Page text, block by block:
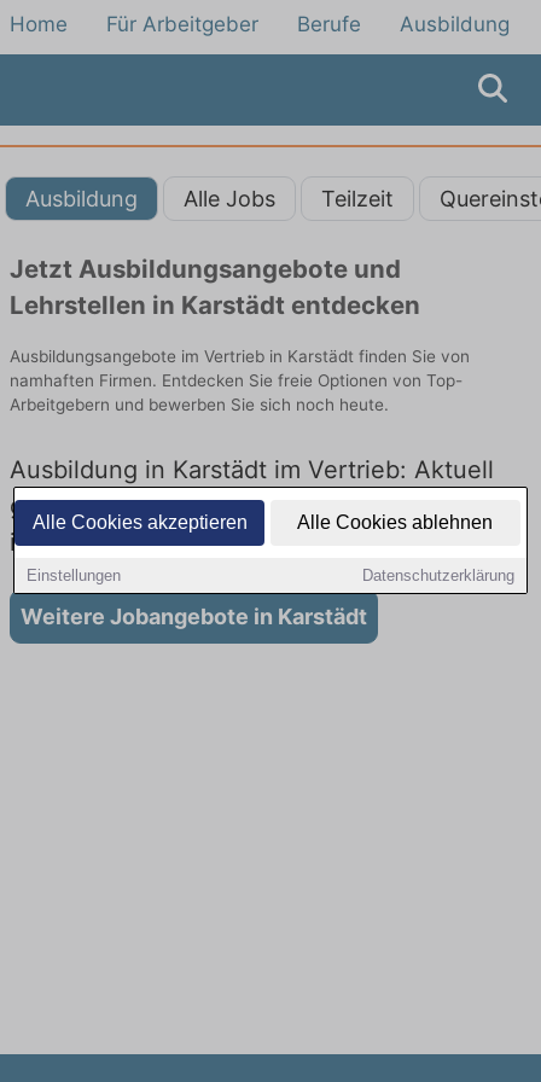
Alle Cookies akzeptieren Alle Cookies ablehnen
Einstellungen Datenschutzerklärung
Home Für Arbeitgeber Berufe Ausbildung
Ausbildung Alle Jobs Teilzeit
Jetzt Ausbildungsangebote und
Lehrstellen in Karstädt entdecken
Ausbildungsangebote im Vertrieb in Karstädt finden Sie von
namhaften Firmen. Entdecken Sie freie Optionen von Top-
Arbeitgebern und bewerben Sie sich noch heute.
Ausbildung in Karstädt im Vertrieb: Aktuell
gibt es keine Stellenangebote für Ausbildung
in Karstädt
Weitere Jobangebote in Karstädt